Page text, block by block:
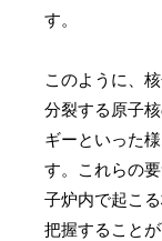
す。
このように、
分裂する原子
ギーといった
す。これらの
子炉内で起こ
把握すること